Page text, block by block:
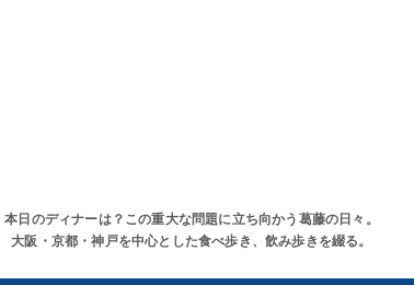
本日のディナーは？この重大な問題に立ち向かう葛藤の日々。
大阪・京都・神戸を中心とした食べ歩き、飲み歩きを綴る。